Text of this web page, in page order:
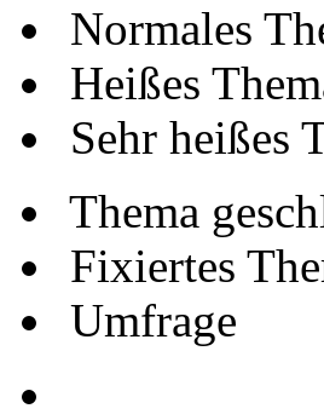
Normales
Heißes
Sehr heißes
Thema
Fixiertes
Umfrage